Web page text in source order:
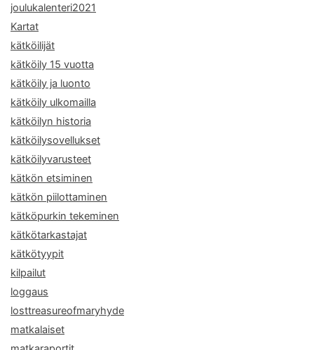
joulukalenteri2021
Kartat
kätköilijät
kätköily 15 vuotta
kätköily ja luonto
kätköily ulkomailla
kätköilyn historia
kätköilysovellukset
kätköilyvarusteet
kätkön etsiminen
kätkön piilottaminen
kätköpurkin tekeminen
kätkötarkastajat
kätkötyypit
kilpailut
loggaus
losttreasureofmaryhyde
matkalaiset